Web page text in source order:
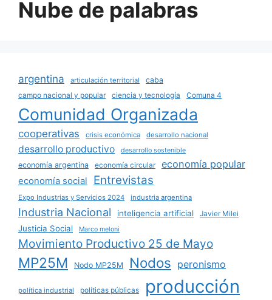
Nube de palabras
argentina articulación territorial
caba
campo nacional y popular
ciencia y tecnología Comuna 4
Comunidad Organizada
cooperativas crisis económica desarrollo nacional
desarrollo productivo desarrollo sostenible
economía argentina economía circular economía popular
economía social Entrevistas
Expo Industrias y Servicios 2024 industria argentina
Industria Nacional inteligencia artificial Javier Milei
Justicia Social Marco meloni
Movimiento Productivo 25 de Mayo
MP25M Nodo MP25M Nodos peronismo
política industrial políticas públicas producción